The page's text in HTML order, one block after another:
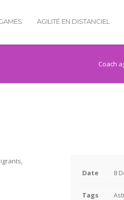
AGILITÉ EN DISTANCIEL
Coach
Date 8
Tags